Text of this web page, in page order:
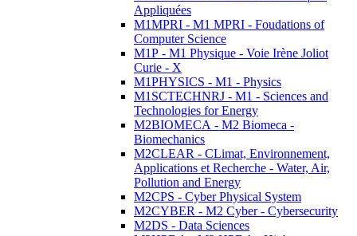
Appliquées
M1MPRI - M1 MPRI - Foudations of
Computer Science
M1P - M1 Physique - Voie Irène Joliot
Curie - X
M1PHYSICS - M1 - Physics
M1SCTECHNRJ - M1 - Sciences and
Technologies for Energy
M2BIOMECA - M2 Biomeca -
Biomechanics
M2CLEAR - CLimat, Environnement,
Applications et Recherche - Water, Air,
Pollution and Energy
M2CPS - Cyber Physical System
M2CYBER - M2 Cyber - Cybersecurity
M2DS - Data Sciences